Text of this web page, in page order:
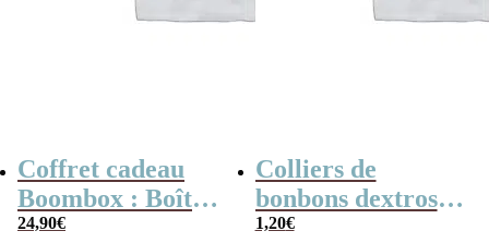
Coffret cadeau
Boombox : Boîte
bonbons des
24,90€
Colliers de
bonbons dextrose
x2
1,20€